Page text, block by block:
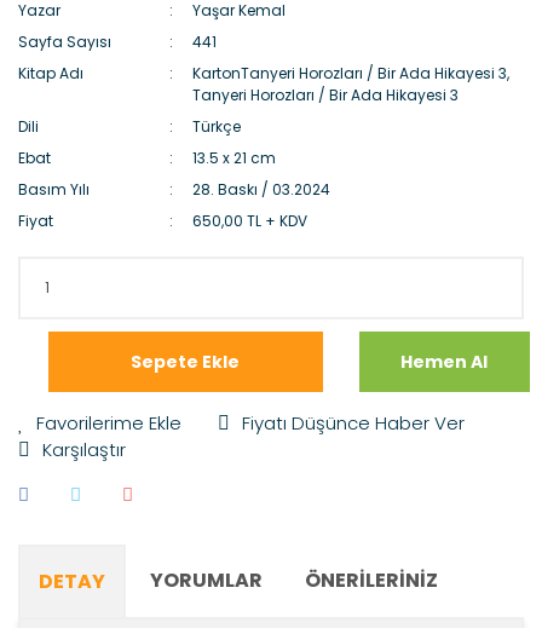
Yazar
Yaşar Kemal
Sayfa Sayısı
441
Kitap Adı
KartonTanyeri Horozları / Bir Ada Hikayesi 3,
Tanyeri Horozları / Bir Ada Hikayesi 3
Dili
Türkçe
Ebat
13.5 x 21 cm
Basım Yılı
28. Baskı / 03.2024
Fiyat
650,00 TL + KDV
Sepete Ekle Hemen Al
Fiyatı Düşünce Haber Ver
Karşılaştır
DETAY YORUMLAR ÖNERILERINIZ